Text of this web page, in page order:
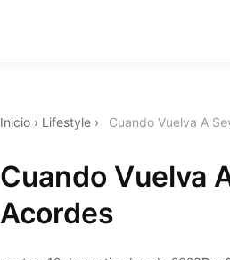
Inicio › Lifestyle › Cuando Vuelva A
Cuando Vuelva
Acordes